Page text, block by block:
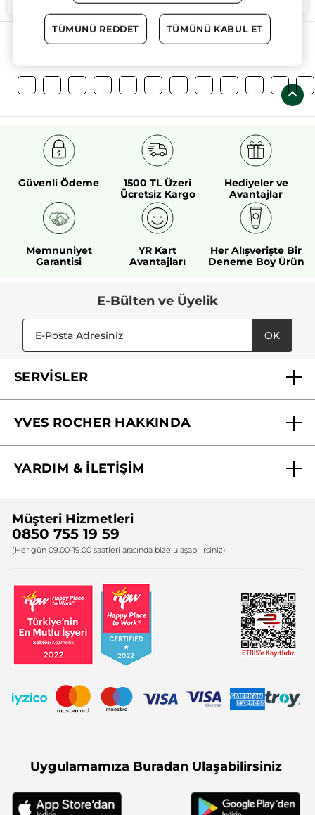
Daha Fazlasını Keşfedin!
Güvenli Ödeme
1500 TL Üzeri
Ücretsiz Kargo
Hediyeler ve
Avantajlar
Memnuniyet
Garantisi
YR Kart
Avantajları
Her Alışverişte Bir
Deneme Boy Ürün
E-Bülten ve Üyelik
OK
SERVİSLER
YVES ROCHER HAKKINDA
Yves Rocher Vakfı
YARDIM & İLETİŞİM
Bize Ulaşın
Firma Bilgileri
Müşteri Hizmetleri
0850 755 19 59
(Her gün 09.00-19.00 saatleri arasında bize ulaşabilirsiniz)
Uygulamamıza Buradan Ulaşabilirsiniz
TÜMÜNÜ REDDET TÜMÜNÜ KABUL ET